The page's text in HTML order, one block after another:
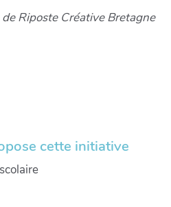
Riposte Créative Bretagne
cette initiative